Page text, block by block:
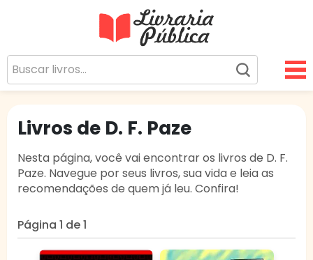
Sua Biblioteca Virtual Gratuita
Livros de D. F. Paze
Nesta página, você vai encontrar os livros de D. F.
Paze. Navegue por seus livros, sua vida e leia as
recomendações de quem já leu. Confira!
Página 1 de 1